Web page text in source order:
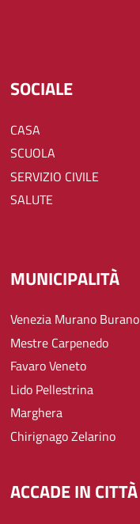
SOCIALE
CASA
SCUOLA
SERVIZIO CIVILE
SALUTE
MUNICIPALITÀ
Venezia Murano Burano
Mestre Carpenedo
Favaro Veneto
Lido Pellestrina
Marghera
Chirignago Zelarino
ACCADE IN CITTÀ